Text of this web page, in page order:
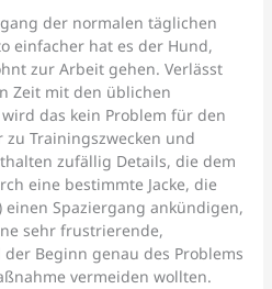
der normalen täglichen
einfacher hat es der Hund,
zur Arbeit gehen. Verlässt
Zeit mit den üblichen
das kein Problem für den
Trainingszwecken und
zufällig Details, die dem
eine bestimmte Jacke, die
Spaziergang ankündigen,
sehr frustrierende,
Beginn genau des Problems
vermeiden wollten.